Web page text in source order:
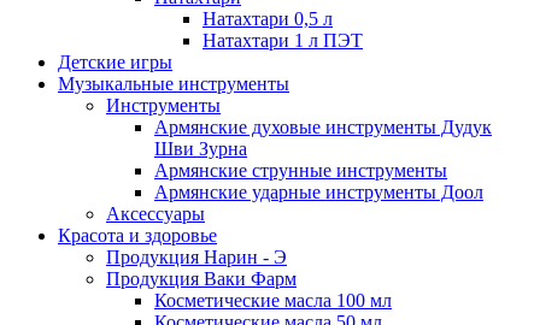
Натахтари 0,5 л
Натахтари 1 л ПЭТ
Детские игры
Музыкальные инструменты
Инструменты
Армянские духовые инструменты Дудук
Шви Зурна
Армянские струнные инструменты
Армянские ударные инструменты Доол
Аксессуары
Красота и здоровье
Продукция Нарин - Э
Продукция Ваки Фарм
Косметические масла 100 мл